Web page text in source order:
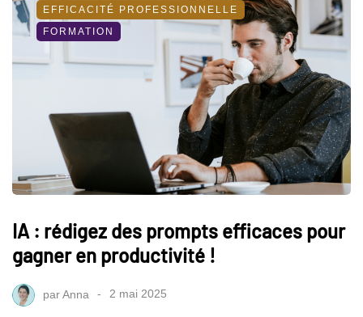
EFFICACITÉ PROFESSIONNELLE
FORMATION
IA : rédigez des prompts efficaces pour
gagner en productivité !
parAnna 2 mai 2025